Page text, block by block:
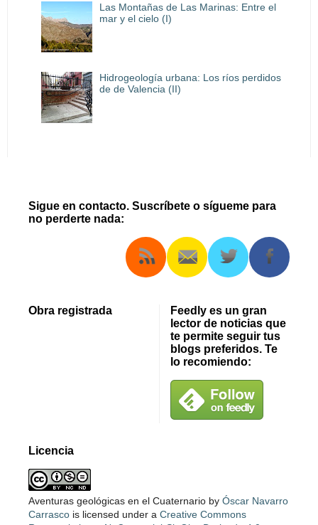
Las Montañas de Las Marinas: Entre el
mar y el cielo (I)
Hidrogeología urbana: Los ríos perdidos
de de Valencia (II)
Sigue en contacto. Suscríbete o sígueme para
no perderte nada:
Obra registrada
Feedly es un gran
lector de noticias que
te permite seguir tus
blogs preferidos. Te
lo recomiendo:
Licencia
Aventuras geológicas en el Cuaternario by Óscar Navarro
Carrasco is licensed under a Creative Commons